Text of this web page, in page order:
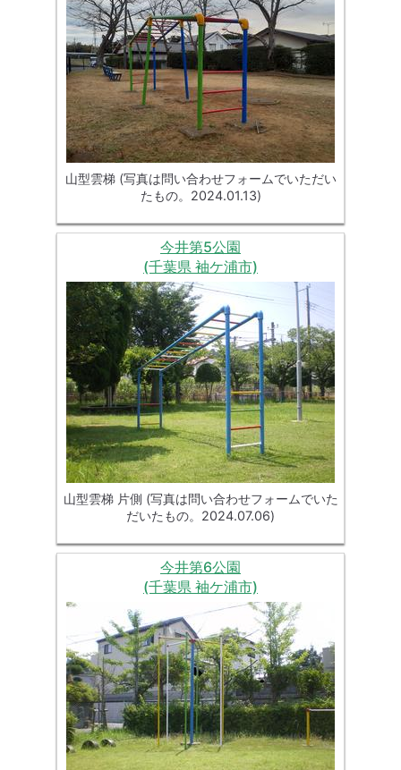
山型雲梯 (写真は問い合わせフォームでいただい
たもの。2024.01.13)
今井第5公園
(千葉県 袖ケ浦市)
山型雲梯 片側 (写真は問い合わせフォームでいた
だいたもの。2024.07.06)
今井第6公園
(千葉県 袖ケ浦市)